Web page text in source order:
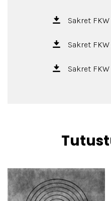
Sakret
Sakret
Sakret